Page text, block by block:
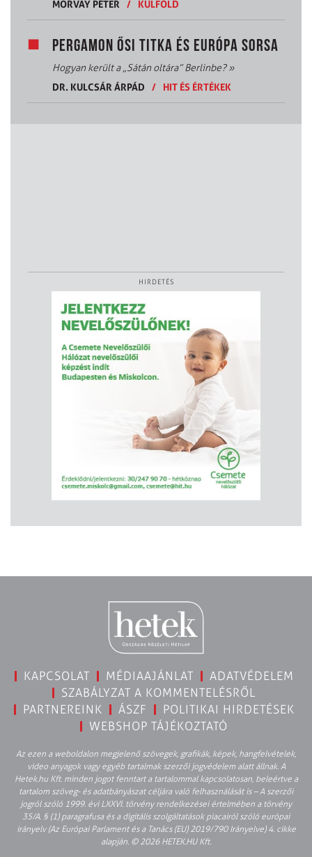
MORVAY PÉTER
/ KÜLFÖLD
PERGAMON ŐSI TITKA ÉS EURÓPA SORSA
Hogyan került a „Sátán oltára” Berlinbe?»
DR. KULCSÁR ÁRPÁD
/ HIT ÉS ÉRTÉKEK
HIRDETÉS
KAPCSOLAT MÉDIAAJÁNLAT
ADATVÉDELEM
SZABÁLYZAT A KOMMENTELÉSRŐL
PARTNEREINK
ÁSZF
POLITIKAI HIRDETÉSEK
WEBSHOP TÁJÉKOZTATÓ
Az ezen a weboldalon megjelenő szövegek, grafikák, képek, hangfelvételek,
video anyagok vagy egyéb tartalmak szerzői jogvédelem alatt állnak. A
Hetek.hu Kft. minden jogot fenntart a tartalommal kapcsolatosan, beleértve a
tartalom szöveg- és adatbányászat céljára való felhasználását is – A szerzői
jogról szóló 1999. évi LXXVI. törvény rendelkezései értelmében a törvény
35/A. § (1) paragrafusa és a digitális szolgáltatások piacairól szóló európai
irányelv (Az Európai Parlament és a Tanács (EU) 2019/790 Irányelve) 4. cikke
alapján. © 2026 HETEK.HU Kft.